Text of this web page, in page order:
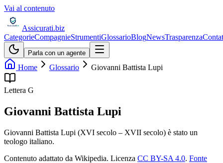
Vai al contenuto
Assicurati.biz
CategorieCompagnieStrumentiGlossarioBlogNewsTrasparenza
Parla con un agente
Home Glossario Giovanni Battista Lupi
Lettera G
Giovanni Battista Lupi
Giovanni Battista Lupi (XVI secolo – XVII secolo) è stato un
teologo italiano.
Contenuto adattato da Wikipedia. Licenza CC BY-SA 4.0. Fonte